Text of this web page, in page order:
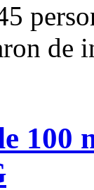
de
100